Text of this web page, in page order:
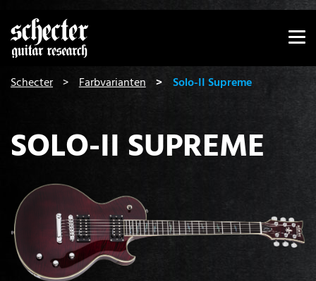
Zeige besser passende Version dieser Seite
Diese Meldung nicht mehr anzeigen
Schecter Farbvarianten Solo-II Supreme
SOLO-II SUPREME